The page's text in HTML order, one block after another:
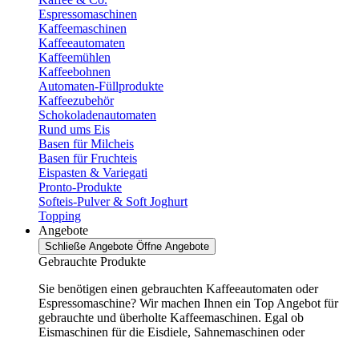
Espressomaschinen
Kaffeemaschinen
Kaffeeautomaten
Kaffeemühlen
Kaffeebohnen
Automaten-Füllprodukte
Kaffeezubehör
Schokoladenautomaten
Rund ums Eis
Basen für Milcheis
Basen für Fruchteis
Eispasten & Variegati
Pronto-Produkte
Softeis-Pulver & Soft Joghurt
Topping
Angebote
Schließe Angebote Öffne Angebote
Gebrauchte Produkte
Sie benötigen einen gebrauchten Kaffeeautomaten oder
Espressomaschine? Wir machen Ihnen ein Top Angebot für
gebrauchte und überholte Kaffeemaschinen. Egal ob
Eismaschinen für die Eisdiele, Sahnemaschinen oder